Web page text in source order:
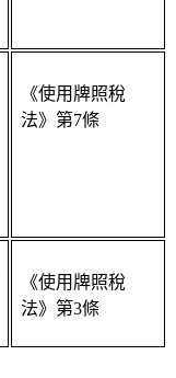
《使用牌照稅
法》第7條
《使用牌照稅
法》第3條